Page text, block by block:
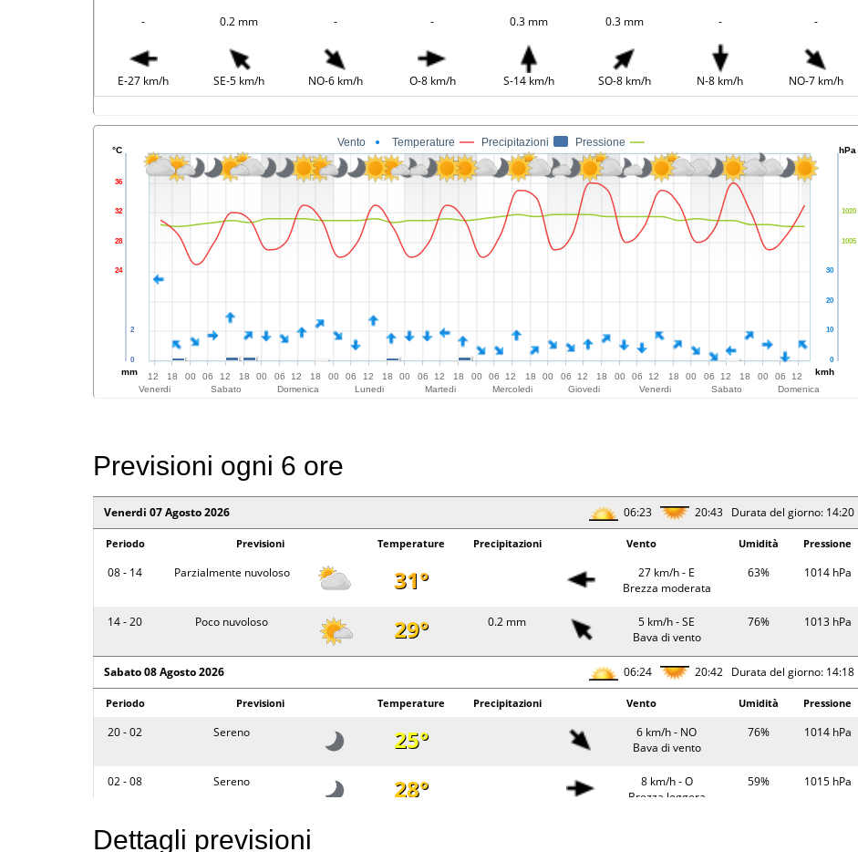
- 0.2 mm - - 0.3 mm 0.3 mm - -
E-27 km/h SE-5 km/h NO-6 km/h O-8 km/h S-14 km/h SO-8 km/h N-8 km/h NO-7 km/h
°C
mm kmh
hPa
Pressione
Precipitazioni
Temperature
Vento
12
Venerdi
18 00 06
12
Sabato
18 00 06
12
Domenica
18 00 06
12
Lunedi
18 00 06
12
Martedi
18 00 06
12
Mercoledi
18 00 06
12
Giovedi
18 00 06
12
Venerdi
18 00 06
12
Sabato
18 00 06
12
Domenica
24
28
32
36
0
2
0
10
20
30
1005
1020
Previsioni ogni 6 ore
Venerdi 07 Agosto 2026 06:23 20:43 Durata del giorno: 14:20
Periodo Previsioni Temperature Precipitazioni Vento Umidità Pressione
08 - 14 Parzialmente nuvoloso 31°
27 km/h - E
Brezza moderata
63% 1014 hPa
14 - 20 Poco nuvoloso 29° 0.2 mm
5 km/h - SE
Bava di vento
76% 1013 hPa
Sabato 08 Agosto 2026 06:24 20:42 Durata del giorno: 14:18
Periodo Previsioni Temperature Precipitazioni Vento Umidità Pressione
20 - 02 Sereno 25°
6 km/h - NO
Bava di vento
76% 1014 hPa
02 - 08 Sereno 28°
8 km/h - O
Brezza leggera
59% 1015 hPa
08 - 14 Poco nuvoloso
Dettagli previsioni